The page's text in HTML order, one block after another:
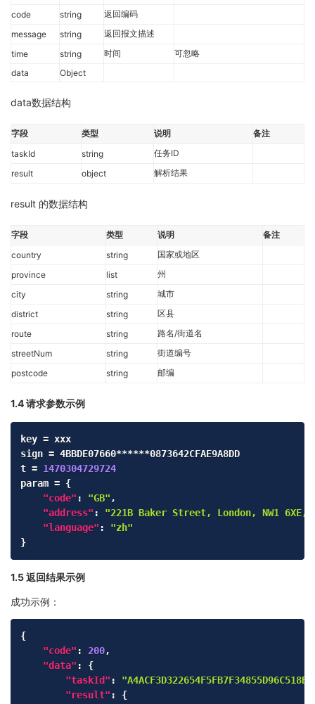
code
string
返回编码
message
string
返回报文描述
time
string 时间
可忽略
data
Object
data数据结构
字段 类型 说明
备注
taskId
string
任务ID
result
object 解析结果
result 的数据结构
字段 类型 说明
备注
country
string
国家或地区
province
list
州
city
string
城市
district
string
区县
route
string
路名/街道名
streetNum
string
街道编号
postcode
string 邮编
1.4 请求参数示例
key = xxx
sign = 4BBDE07660******0873642CFAE9A8DD
t = 1470304729724
param = {
"code" : "GB" ,
"address" :
"221B Baker Street, London, NW1 6XE,
"language" :
"zh"
}
1.5 返回结果示例
成功示例：
{
"code" : 200,
"data" :
{
"taskId" : "A4ACF3D322654F5FB7F34855D96C518B"
"result" : {